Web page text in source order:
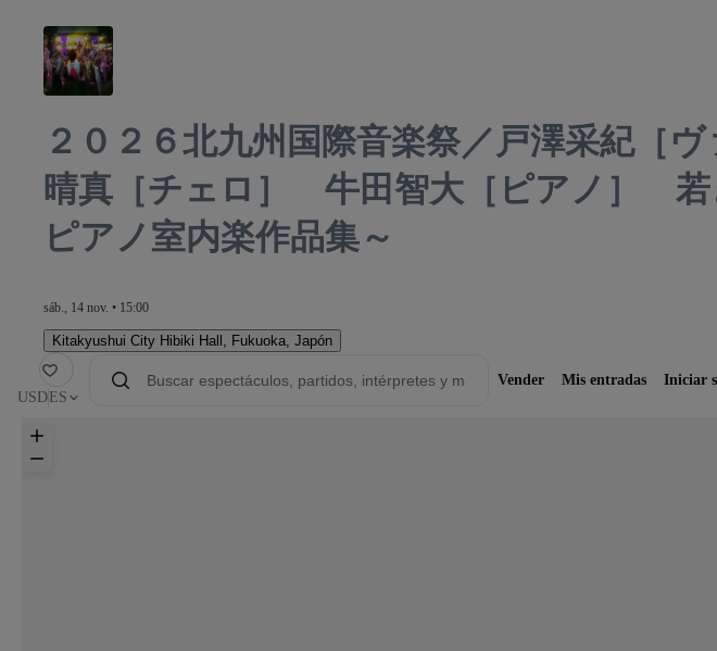
２０２６北九州国際音楽祭／戸澤采紀
晴真［チェロ］ 牛田智大［ピアノ］
ピアノ室内楽作品集～
sáb., 14 nov. • 15:00
Kitakyushui City Hibiki Hall Fukuoka, Japón
USD ES
Vender Mis entradas Iniciar